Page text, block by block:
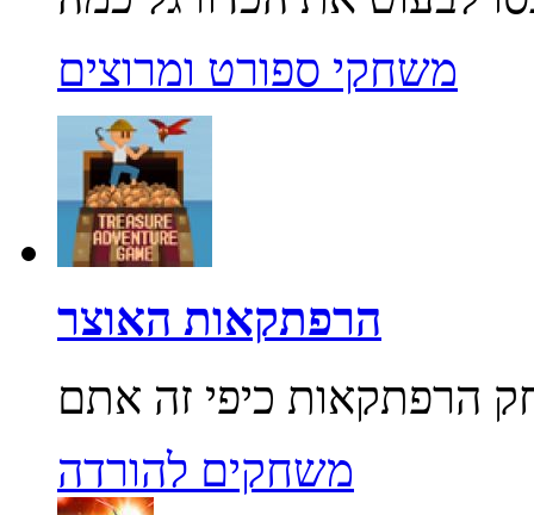
משחקי ספורט ומרוצים
הרפתקאות האוצר
משחקים להורדה